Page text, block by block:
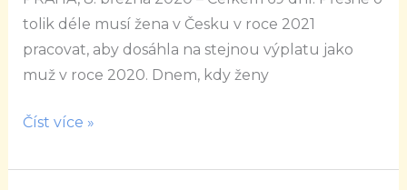
tolik déle musí žena v Česku v roce 2021
pracovat, aby dosáhla na stejnou výplatu jako
muž v roce 2020. Dnem, kdy ženy
PŘIPADÁ
NA
STŘEDU
BŘEZNA
Číst více »